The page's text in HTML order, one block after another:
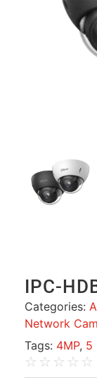
IPC-
Categories:
Network
Tags: 4MP, 5
☆ ☆ ☆ ☆ ☆